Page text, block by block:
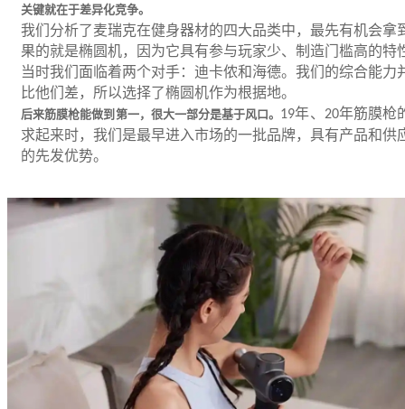
关键就在于差异化竞争。
我们分析了麦瑞克在健身器材的四大品类中，最先有机会拿
果的就是椭圆机，因为它具有参与玩家少、制造门槛高的特
当时我们面临着两个对手：迪卡侬和海德。我们的综合能力
比他们差，所以选择了椭圆机作为根据地。
后来筋膜枪能做到第一，很大一部分是基于风口。 19年、 20年筋膜枪
求起来时，我们是最早进入市场的一批品牌，具有产品和供
的先发优势。